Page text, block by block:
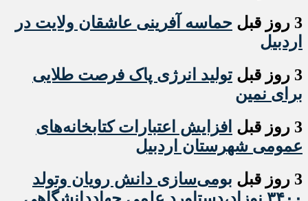
3 روز قبل
حماسه آفرینی عاشقان ولایت در
اردبیل
3 روز قبل
تولید انرژی پاک فرصت طلایی
برای نمین
3 روز قبل
افزایش اعتبارات کتابخانه‌های
عمومی شهرستان اردبیل
3 روز قبل
بومی‌سازی دانش رویان وتولد